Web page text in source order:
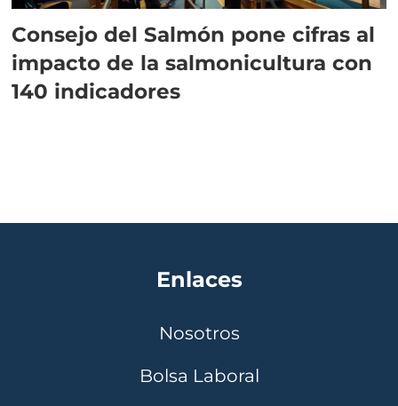
Consejo del Salmón pone cifras al
impacto de la salmonicultura con
140 indicadores
Enlaces
Nosotros
Bolsa Laboral